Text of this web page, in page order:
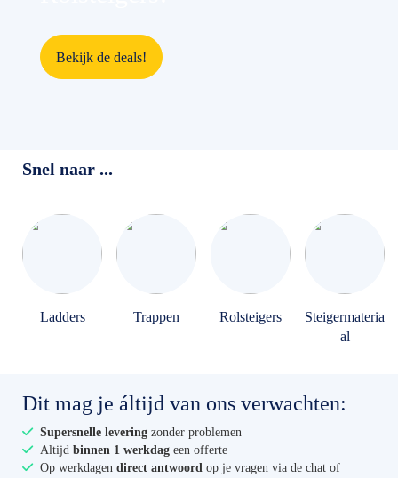
Bekijk de deals!
Snel naar ...
Ladders Trappen Rolsteigers
Steigermateria
al
Dit mag je áltijd van ons verwachten:
Supersnelle levering zonder problemen
Altijd binnen 1 werkdag een offerte
Op werkdagen direct antwoord op je vragen via de chat of